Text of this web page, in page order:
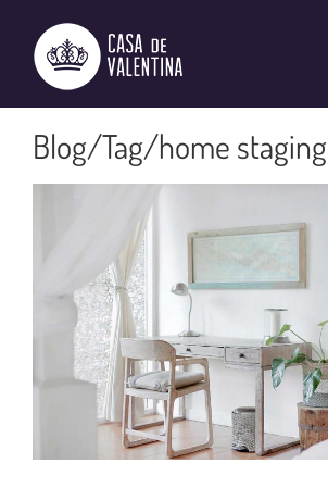
conteúdo
home staging